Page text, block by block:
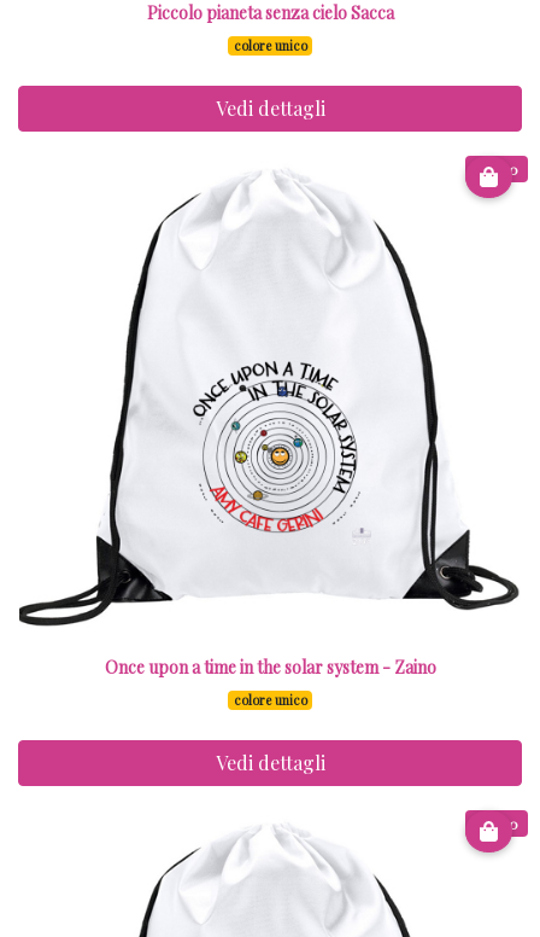
Piccolo pianeta senza cielo Sacca
colore unico
Vedi dettagli
€ 8.00
Once upon a time in the solar system - Zaino
colore unico
Vedi dettagli
€ 8.00